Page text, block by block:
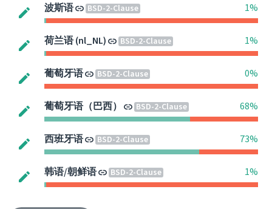
波斯语 BSD-2-Clause 1%
荷兰语 (nl_NL) BSD-2-Clause 1%
葡萄牙语 BSD-2-Clause 0%
葡萄牙语（巴西） BSD-2-Clause 68%
西班牙语 BSD-2-Clause 73%
韩语/朝鲜语 BSD-2-Clause 1%